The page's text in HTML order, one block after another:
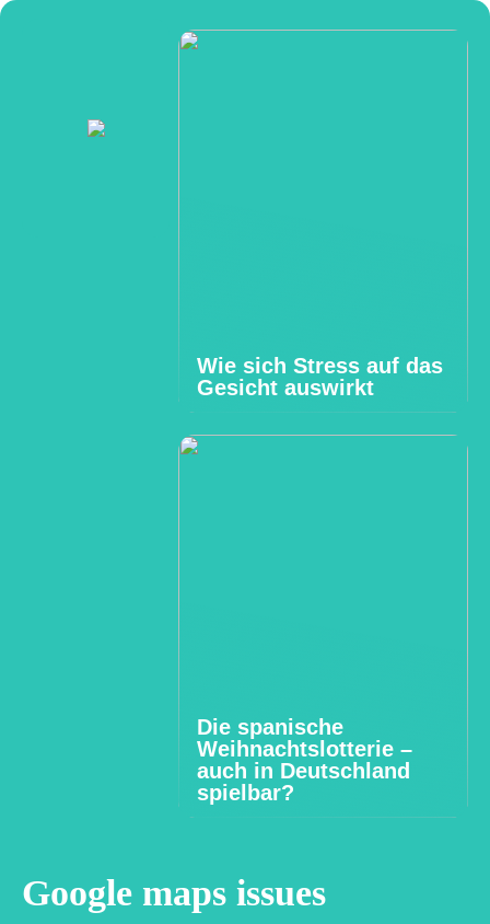
Wie sich Stress auf das
Gesicht auswirkt
Die spanische
Weihnachtslotterie –
auch in Deutschland
spielbar?
Google maps issues